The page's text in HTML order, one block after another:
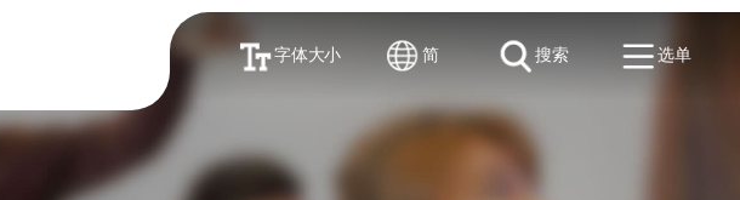
字体大小 简 搜索 选单